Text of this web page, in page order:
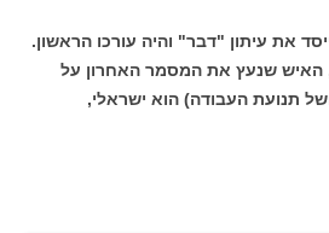
את עיתון "דבר" והיה עורכו הראשון.
האיש שנעץ את המסמר האחרון על
תנועת העבודה) הוא ישראלי,